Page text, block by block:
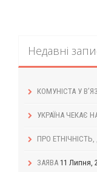
Недавні
КОМУНІСТА У
УКРАЇНА ЧЕКАЄ
ПРО
ЗАЯВА 11 Липня,